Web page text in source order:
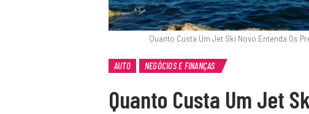
Quanto Custa Um Jet Ski Novo Entenda Os
AUTO NEGÓCIOS E FINANÇAS
Quanto Custa Um Jet